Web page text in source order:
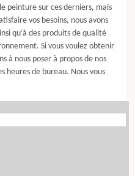
peinture sur ces derniers, mais
vos besoins, nous avons
qu’à des produits de qualité
Si vous voulez obtenir
à nous poser à propos de nos
heures de bureau. Nous vous